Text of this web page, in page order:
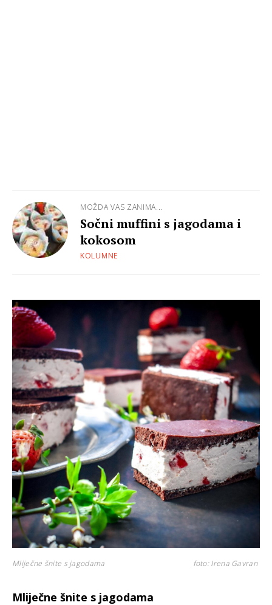
MOŽDA VAS ZANIMA...
Sočni muffini s jagodama i
kokosom
KOLUMNE
Mliječne šnite s jagodama foto: Irena Gavran
Mliječne šnite s jagodama